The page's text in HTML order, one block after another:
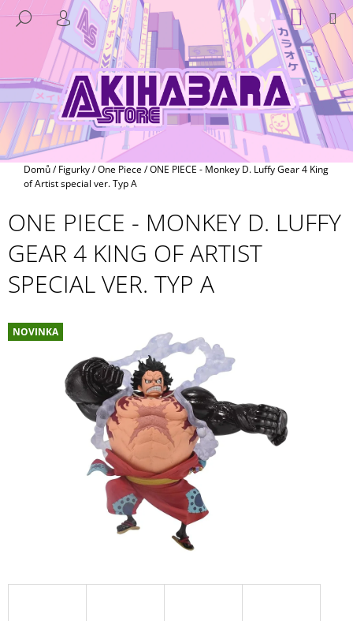
na
HLEDAT
PŘIHLÁŠENÍ KOŠÍK
Domů/ Figurky/One Piece/ONE PIECE - Monkey D. Luffy Gear 4 King
of Artist special ver. Typ A
ONE PIECE - MONKEY D. LUFFY
GEAR 4 KING OF ARTIST
SPECIAL VER. TYP A
NOVINKA
K
K
ZPĚT
ZPĚT
C
O
P
O
T
Ř
E
B
U
J
E
E
HLEDAT